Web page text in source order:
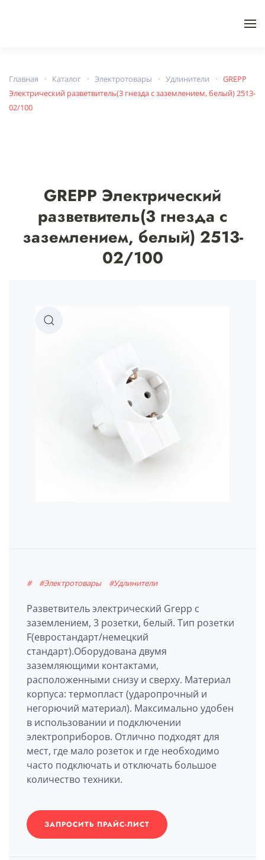
Главная Каталог Электротовары Удлинители
GREPP
Электрический разветвитель(3 гнезда с заземлением, белый) 2513-
02/100
GREPP Электрический
разветвитель(3 гнезда с
заземлением, белый) 2513-
02/100
# #Электротовары #Удлинители
Разветвитель электрический Grepp с
заземлением, 3 розетки, белый. Тип розетки
F(евростандарт/немецкий
стандарт).Оборудована двумя
заземляющими контактами,
расположенными снизу и сверху. Материал
корпуса: термопласт (ударопрочный и
негорючий материал). Максимально удобен
в использовании и подключении
электроприборов. Отлично подходят для
мест, где мало розеток и где необходимо
часто подключать и отключать большое
количество техники.
ЗАПРОСИТЬ ПРАЙС-ЛИСТ